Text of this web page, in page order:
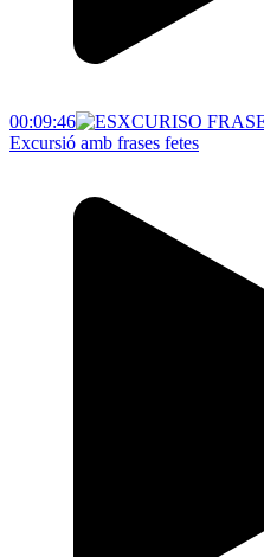
00:09:46
Excursió amb frases fetes